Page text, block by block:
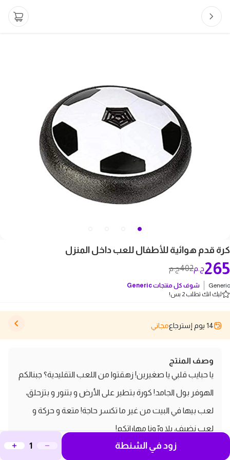
كرة قدم هوائية للأطفال للعب داخل المنزل
402ج.م 265ج.م
Generic شوف كل منتجاتGeneric
ليك انك تطلب 2 بس!
14 يوم إسترجاع مجاني
وصف المنتج
يا حبايب قلبي يا صغيرين! زهقتوا من اللعب التقليدية؟ جبنالكم
الهوفر بول الجامد! كورة بتطير على الأرض و بتنور و بتزحلق،
لعب بيها في البيت من غير ما تكسر حاجة! متعة و حركة و
لعب نضيف، يلا ورّونا مهاراتكم!
مواصفات و مميزات كرة قدم هوائية
للأطفال للعب داخل المنزل
زود في الشنطة